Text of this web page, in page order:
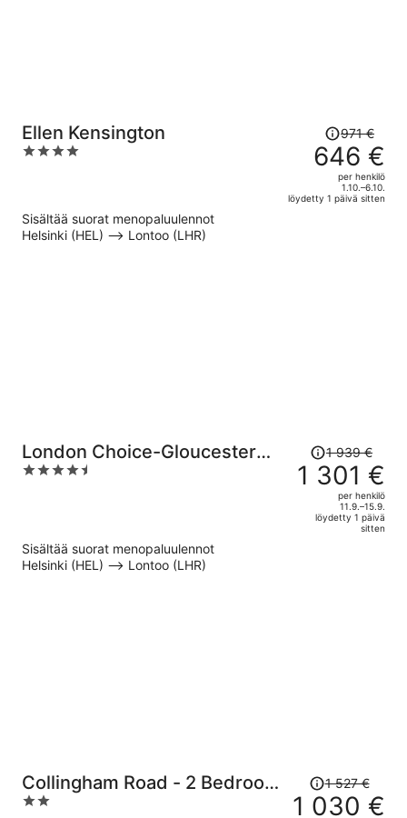
Ellen Kensington
4
Hinta
oli
971 €,
hinta
on
971 €
646 €
per henkilö
1.10.–6.10.
löydetty 1 päivä sitten
Sisältää suorat menopaluulennot
Helsinki (HEL) –> Lontoo (LHR)
London Choice-Gloucester
Road-Kensington
4.5
Hinta
oli
1 939 €,
1 939 €
1 301 €
per henkilö
11.9.–15.9.
löydetty 1 päivä
sitten
Sisältää suorat menopaluulennot
Helsinki (HEL) –> Lontoo (LHR)
Collingham Road - 2 Bedroom
Apartment I
2
Hinta
oli
1 527 €
1 030 €